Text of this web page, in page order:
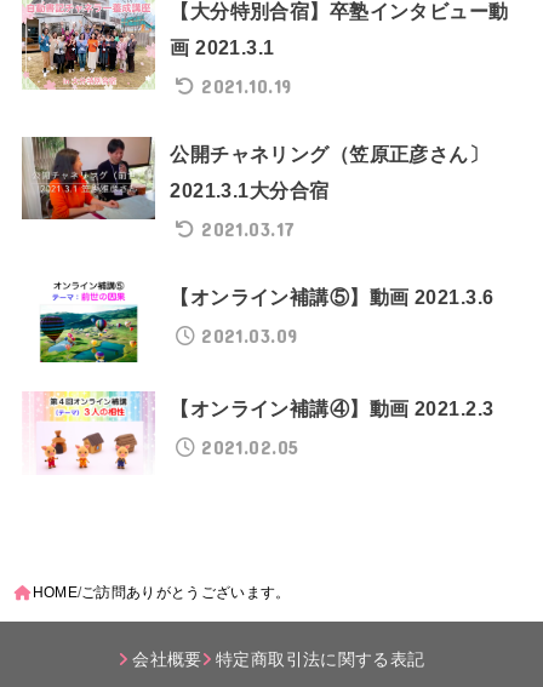
【大分特別合宿】卒塾インタビュー動
画 2021.3.1
2021.10.19
公開チャネリング（笠原正彦さん〕
2021.3.1大分合宿
2021.03.17
【オンライン補講⑤】動画 2021.3.6
2021.03.09
【オンライン補講④】動画 2021.2.3
2021.02.05
HOME ご訪問ありがとうございます。
会社概要 特定商取引法に関する表記